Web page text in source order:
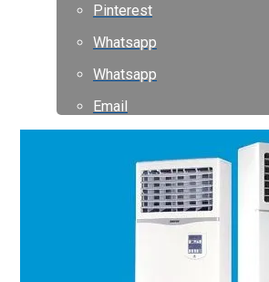
Pinterest
Whatsapp
Whatsapp
Email